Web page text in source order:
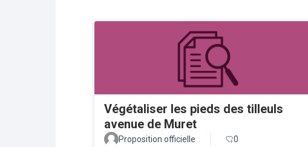
Végétaliser les pieds des tilleuls
avenue de Muret
Proposition officielle 0